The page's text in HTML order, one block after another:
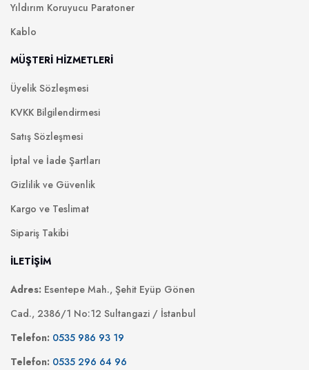
Yıldırım Koruyucu Paratoner
Kablo
MÜŞTERİ HİZMETLERİ
Üyelik Sözleşmesi
KVKK Bilgilendirmesi
Satış Sözleşmesi
İptal ve İade Şartları
Gizlilik ve Güvenlik
Kargo ve Teslimat
Sipariş Takibi
İLETİŞİM
Adres: Esentepe Mah., Şehit Eyüp Gönen
Cad., 2386/1 No:12 Sultangazi / İstanbul
Telefon: 0535 986 93 19
Telefon: 0535 296 64 96